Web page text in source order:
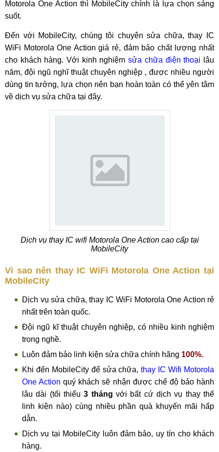
Motorola One Action thì MobileCity chính là lựa chọn sáng
suốt.
Đến với MobileCity, chúng tôi chuyên sửa chữa, thay IC
WiFi Motorola One Action giá rẻ, đảm bảo chất lượng nhất
cho khách hàng. Với kinh nghiệmsửa chữa điện thoại lâu
năm, đội ngũ nghĩ thuật chuyên nghiệp , được nhiều người
dùng tin tưởng, lựa chọn nên bạn hoàn toàn có thể yên tâm
về dịch vụ sửa chữa tại đây.
Dịch vụ thay IC wifi Motorola One Action cao cấp tại
MobileCity
Vì sao nên thay IC WiFi Motorola One Action tại
MobileCity
Dịch vụ sửa chữa, thay IC WiFi Motorola One Action rẻ
nhất trên toàn quốc.
Đội ngũ kĩ thuật chuyên nghiệp, có nhiều kinh nghiệm
trong nghề.
Luôn đảm bảo linh kiện sửa chữa chính hãng 100%.
Khi đến MobileCity để sửa chữa,thay IC Wifi Motorola
One Action quý khách sẽ nhận được chế độ bảo hành
lâu dài (tối thiểu3 tháng với bất cứ dịch vụ thay thế
linh kiện nào) cùng nhiều phần quà khuyến mãi hấp
dẫn.
Dịch vụ tại MobileCity luôn đảm bảo, uy tín cho khách
hàng.